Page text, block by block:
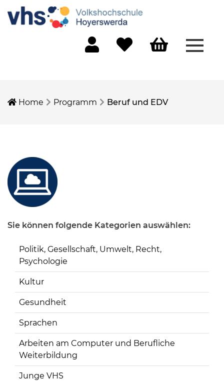
Home Programm Beruf und EDV
Sie können folgende Kategorien auswählen:
Politik, Gesellschaft, Umwelt, Recht,
Psychologie
Kultur
Gesundheit
Sprachen
Arbeiten am Computer und Berufliche
Weiterbildung
Junge VHS